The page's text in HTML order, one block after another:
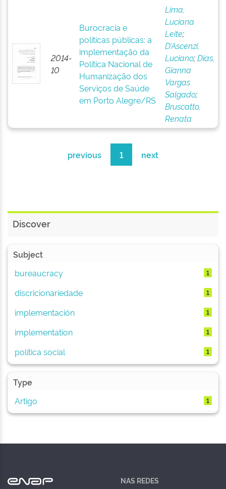
2014-
10
Burocracia e
políticas públicas: a
implementação da
Política Nacional de
Humanização dos
Serviços de Saúde
em Porto Alegre/RS
Lima,
Luciana
Leite;
D’Ascenzi,
Luciano;Dias,
Gianna
Vargas
Salgado;
Bruscatto,
Renata
previous 1 next
Discover
Subject
bureaucracy
1
discricionariedade 1
implementación 1
implementation 1
política social 1
Type
Artigo
1
NAS REDES